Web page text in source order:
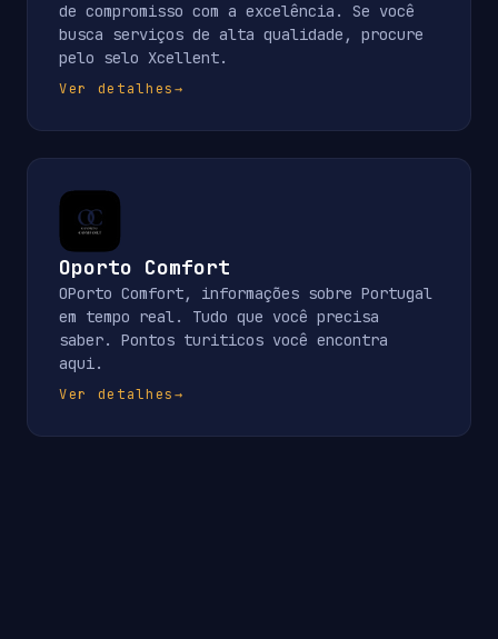
de compromisso com a excelência. Se você
busca serviços de alta qualidade, procure
pelo selo Xcellent.
Ver detalhes→
Oporto Comfort
OPorto Comfort, informações sobre Portugal
em tempo real. Tudo que você precisa
saber. Pontos turiticos você encontra
aqui.
Ver detalhes→